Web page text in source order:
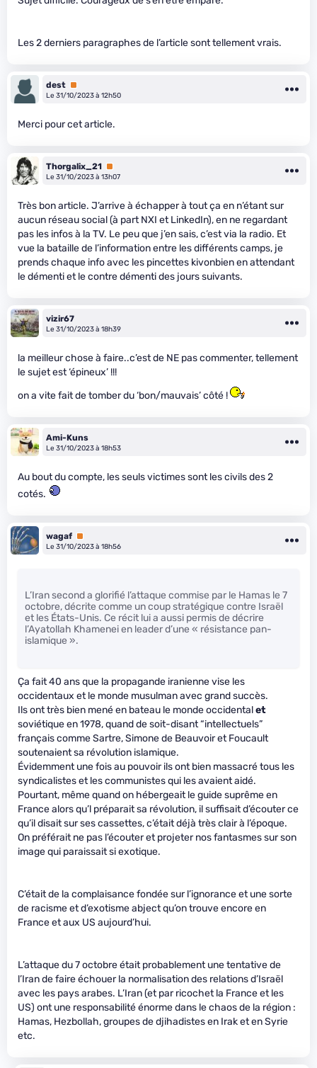
Les 2 derniers paragraphes de l’article sont tellement vrais.
dest Premium
Le 31/10/2023 à 12h50
Merci pour cet article.
Thorgalix_21 Premium
Le 31/10/2023 à 13h07
Très bon article. J’arrive à échapper à tout ça en n’étant sur
aucun réseau social (à part NXI et LinkedIn), en ne regardant
pas les infos à la TV. Le peu que j’en sais, c’est via la radio. Et
vue la bataille de l’information entre les différents camps, je
prends chaque info avec les pincettes kivonbien en attendant
le démenti et le contre démenti des jours suivants.
vizir67
Le 31/10/2023 à 18h39
la meilleur chose à faire..c’est de NE pas commenter, tellement
le sujet est ‘épineux’ !!!
on a vite fait de tomber du ‘bon/mauvais’ côté !
Ami-Kuns
Le 31/10/2023 à 18h53
Au bout du compte, les seuls victimes sont les civils des 2
cotés.
wagaf Premium
Le 31/10/2023 à 18h56
L’Iran second a glorifié l’attaque commise par le Hamas le 7
octobre, décrite comme un coup stratégique contre Israël
et les États-Unis. Ce récit lui a aussi permis de décrire
l’Ayatollah Khamenei en leader d’une « résistance pan-
islamique ».
Ça fait 40 ans que la propagande iranienne vise les
occidentaux et le monde musulman avec grand succès.
Ils ont très bien mené en bateau le monde occidentalet
soviétique en 1978, quand de soit-disant “intellectuels”
français comme Sartre, Simone de Beauvoir et Foucault
soutenaient sa révolution islamique.
Évidemment une fois au pouvoir ils ont bien massacré tous les
syndicalistes et les communistes qui les avaient aidé.
Pourtant, même quand on hébergeait le guide suprême en
France alors qu’l préparait sa révolution, il suffisait d’écouter ce
qu’il disait sur ses cassettes, c’était déjà très clair à l’époque.
On préférait ne pas l’écouter et projeter nos fantasmes sur son
image qui paraissait si exotique.
C’était de la complaisance fondée sur l’ignorance et une sorte
de racisme et d’exotisme abject qu’on trouve encore en
France et aux US aujourd’hui.
L’attaque du 7 octobre était probablement une tentative de
l’Iran de faire échouer la normalisation des relations d’Israël
avec les pays arabes. L’Iran (et par ricochet la France et les
US) ont une responsabilité énorme dans le chaos de la région :
Hamas, Hezbollah, groupes de djihadistes en Irak et en Syrie
etc.